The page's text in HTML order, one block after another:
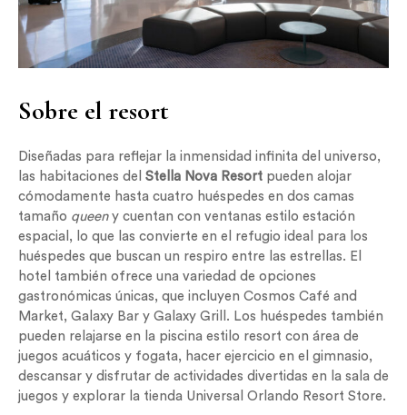
Sobre el resort
Diseñadas para reflejar la inmensidad infinita del universo,
las habitaciones del Stella Nova Resort pueden alojar
cómodamente hasta cuatro huéspedes en dos camas
tamaño queeny cuentan con ventanas estilo estación
espacial, lo que las convierte en el refugio ideal para los
huéspedes que buscan un respiro entre las estrellas. El
hotel también ofrece una variedad de opciones
gastronómicas únicas, que incluyen Cosmos Café and
Market, Galaxy Bar y Galaxy Grill. Los huéspedes también
pueden relajarse en la piscina estilo resort con área de
juegos acuáticos y fogata, hacer ejercicio en el gimnasio,
descansar y disfrutar de actividades divertidas en la sala de
juegos y explorar la tienda Universal Orlando Resort Store.